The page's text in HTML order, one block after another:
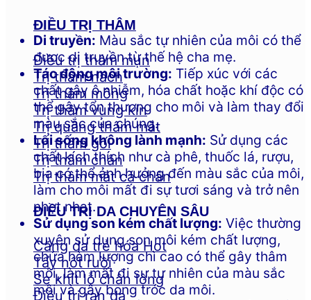
ĐIỀU TRỊ THÂM
Điều trị thâm mụn
Trị thâm nách
Trị thâm mông
Trị thâm vùng kín
Trị quầng thâm mắt
Trị thâm gối
Trị thâm chân
Trị thâm mắt cá chân
ĐIỀU TRỊ DA CHUYÊN SÂU
Căng da trẻ hóa
Tẩy nốt ruồi
Se khít lỗ chân lông
Điều trị rạn da
Di truyền: Màu sắc tự nhiên của môi có thể
được di truyền từ thế hệ cha mẹ.
Tác động môi trường: Tiếp xúc với các
chất gây ô nhiễm, hóa chất hoặc khí độc có
thể gây tổn thương cho môi và làm thay đổi
màu sắc của chúng.
Lối sống không lành mạnh: Sử dụng các
chất kích thích như cà phê, thuốc lá, rượu,
bia có thể ảnh hưởng đến màu sắc của môi,
làm cho môi mất đi sự tươi sáng và trở nên
nhợt nhạt.
Sử dụng son kém chất lượng: Việc thường
xuyên sử dụng son môi kém chất lượng,
chứa hàm lượng chì cao có thể gây thâm
môi, làm mất đi sự tự nhiên của màu sắc
môi và gây bong tróc da môi.